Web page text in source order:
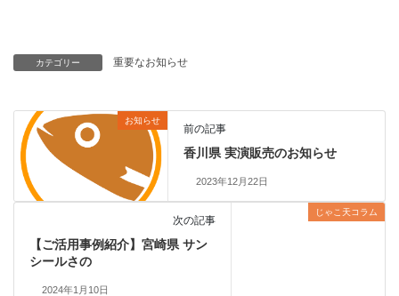
カテゴリー 重要なお知らせ
お知らせ
前の記事
香川県 実演販売のお知らせ
2023年12月22日
じゃこ天コラム
次の記事
【ご活用事例紹介】宮崎県 サン
シールさの
2024年1月10日